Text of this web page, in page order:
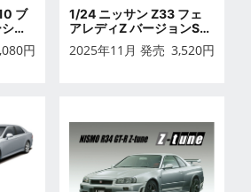
ブ
ル
円
1/24 ニッサン Z33 フェ
アレディZ バージョンST
2025年11月 発売 3,520円